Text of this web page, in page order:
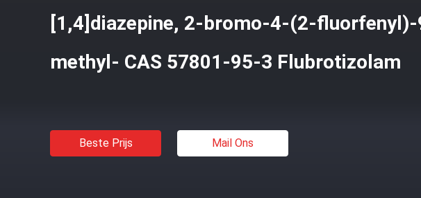
[1,4]diazepine, 2-bromo-4-(2-
methyl- CAS 57801-95-3 Flubrotizolam
Beste Prijs Mail Ons